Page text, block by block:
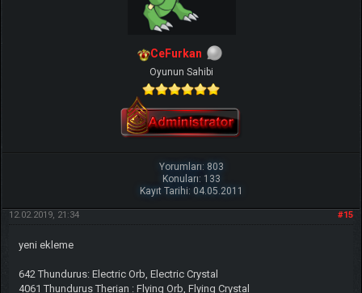
CeFurkan
Oyunun Sahibi
Yorumları: 803
Konuları: 133
Kayıt Tarihi: 04.05.2011
#15
12.02.2019, 21:34
yeni ekleme
642 Thundurus: Electric Orb, Electric Crystal
4061 Thundurus Therian : Flying Orb, Flying Crystal